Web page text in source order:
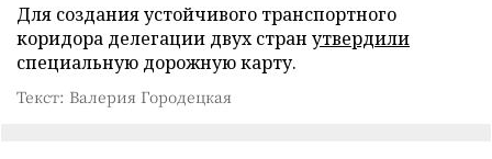
Для создания устойчивого транспортного
коридора делегации двух стран утвердили
специальную дорожную карту.
Текст: Валерия Городецкая